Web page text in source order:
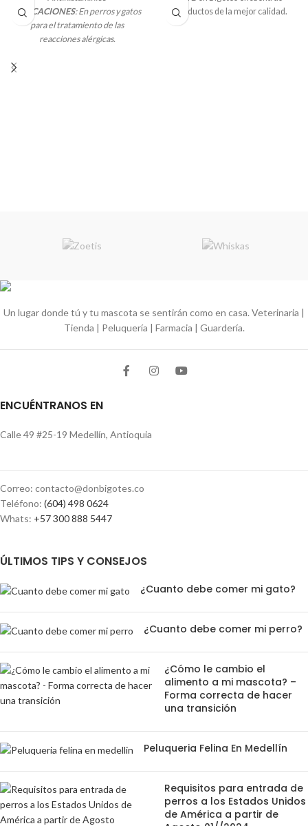
INDICACIONES: En perros y gatos
para el tratamiento de las
reacciones alérgicas.
productos de la mejor calidad.
Un lugar donde tú y tu mascota se sentirán como en casa. Veterinaria |
Tienda | Peluquería | Farmacia | Guardería.
ENCUÉNTRANOS EN
Calle 49 #25-19 Medellín, Antioquia
Correo: contacto@donbigotes.co
Teléfono: (604) 498 0624
Whats: +57 300 888 5447
ÚLTIMOS TIPS Y CONSEJOS
¿Cuanto debe comer mi gato?
¿Cuanto debe comer mi perro?
¿Cómo le cambio el
alimento a mi mascota? –
Forma correcta de hacer
una transición
Peluqueria Felina En Medellín
Requisitos para entrada de
perros a los Estados Unidos
de América a partir de